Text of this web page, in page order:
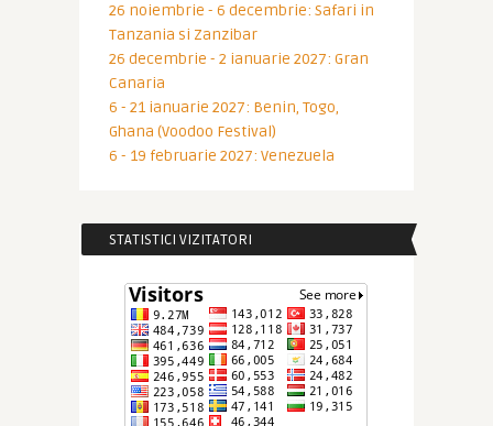
26 noiembrie - 6 decembrie: Safari in
Tanzania si Zanzibar
26 decembrie - 2 ianuarie 2027: Gran
Canaria
6 - 21 ianuarie 2027: Benin, Togo,
Ghana (Voodoo Festival)
6 - 19 februarie 2027: Venezuela
STATISTICI VIZITATORI